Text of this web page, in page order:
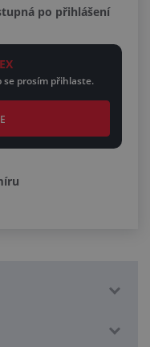
po přihlášení
se prosím přihlaste.